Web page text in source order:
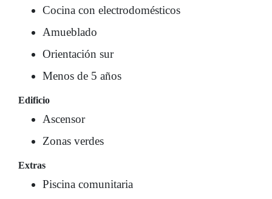
Cocina con electrodomésticos
Amueblado
Orientación sur
Menos de 5 años
Edificio
Ascensor
Zonas verdes
Extras
Piscina comunitaria